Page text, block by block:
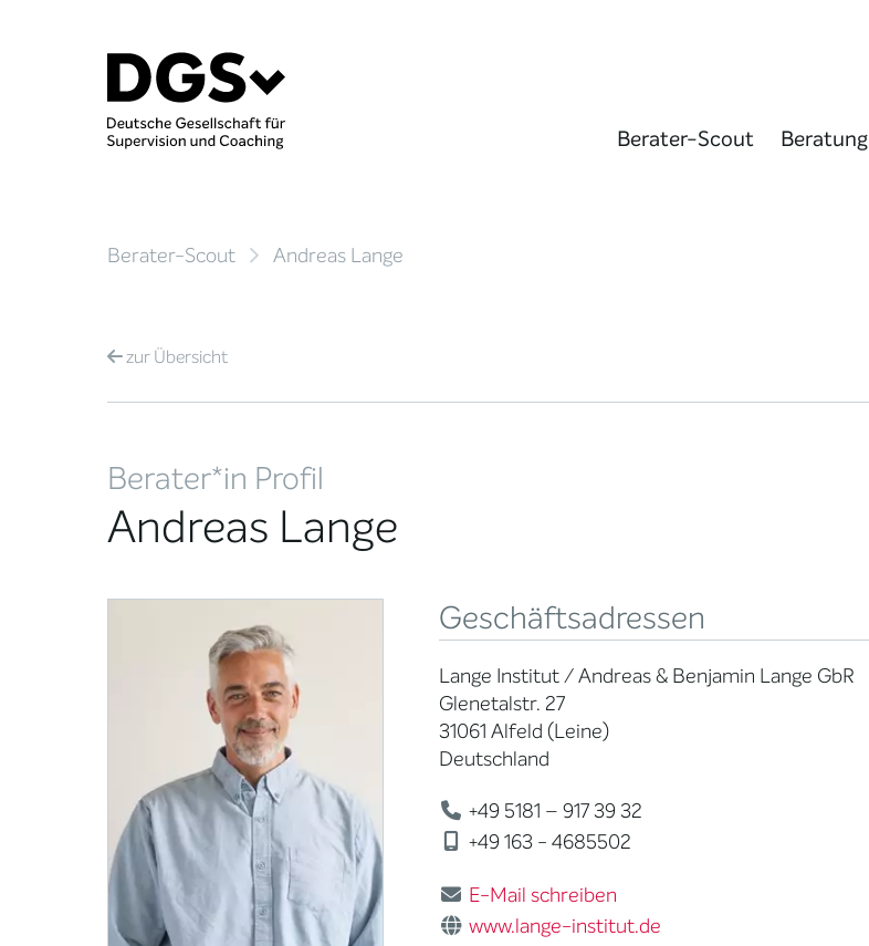
Berater-Scout Beratung
Berater-Scout Andreas Lange
zurÜbersicht
Berater*in Profil
Andreas Lange
Geschäftsadressen
Lange Institut / Andreas & Benjamin Lange GbR
Glenetalstr. 27
31061 Alfeld (Leine)
Deutschland
+49 5181 – 917 39 32
+49 163 - 4685502
E-Mail schreiben
www.lange-institut.de